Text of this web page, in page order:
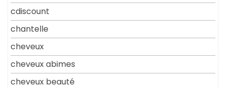
cdiscount
chantelle
cheveux
cheveux abimes
cheveux beauté